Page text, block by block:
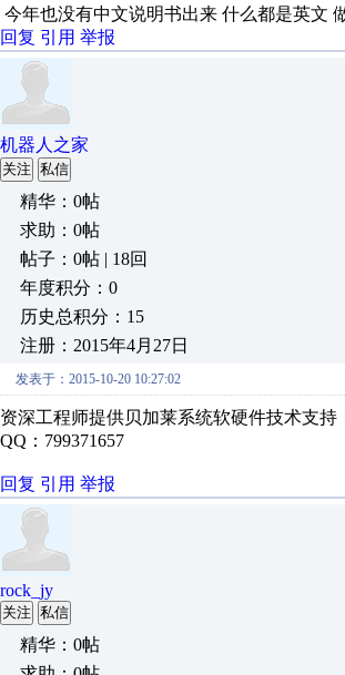
今年也没有中文说明书出来 什么都是英文
回复 引用 举报
机器人之家
关注 私信
精华：0帖
求助：0帖
帖子：0帖 | 18回
年度积分：0
历史总积分：15
注册：2015年4月27日
发表于：2015-10-20 10:27:02
资深工程师提供贝加莱系统软硬件技术支持
QQ：799371657
回复 引用 举报
rock_jy
关注 私信
精华：0帖